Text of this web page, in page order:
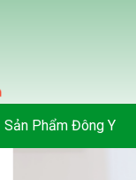
Sản Phẩm Đông Y